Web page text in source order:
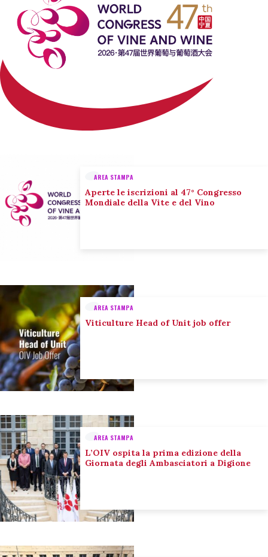
AREA STAMPA
Aperte le iscrizioni al 47° Congresso
Mondiale della Vite e del Vino
AREA STAMPA
Viticulture Head of Unit job offer
AREA STAMPA
L’OIV ospita la prima edizione della
Giornata degli Ambasciatori a Digione